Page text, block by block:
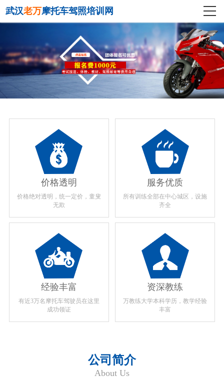
武汉老万摩托车驾照培训网
价格透明
价格绝对透明，统一定价，童叟
无欺
服务优质
所有训练全部在中心城区，设施
齐全
经验丰富
有近3万名摩托车驾驶员在这里
成功领证
资深教练
万教练大学本科学历，教学经验
丰富
公司简介
About Us